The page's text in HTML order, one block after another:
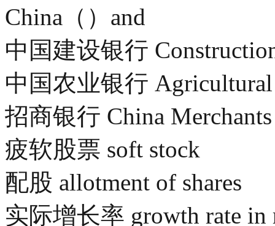
China（）and
中国建设银行
中国农业银行
招商银行 China
疲软股票 soft stock
配股 allotment of shares
实际增长率 growth rate in